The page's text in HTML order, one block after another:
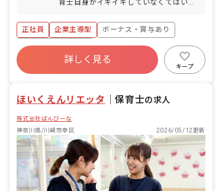
育士自身がイキイキしていなくてはいけ
育園を、私たちは作っています！ ■仕事
内容 ・0歳児～2歳児の保育業務全般 ＜
クラス定員＞ 0歳児～2歳児クラス 受
け入れ年齢によって変動があり、最大11
名までお預かりしています。 ■保育理念
保育 ・こどもたちの一瞬一瞬を大切にす
ける保育 保育園で起こる小さな出来事を
大切にして、一瞬一瞬を喜べる保育を行
なっています。 また、保育園に通う1人
ひとりの「その子らしさ」を大切に、子
どもたちのありのままを思いっきり愛し
ています。
正社員 企業主導型
ボーナス・賞与あり
年間休日120日以上
寮・住宅・家賃補助あり
社会保険完備
昇給昇進あり
詳しく見る
キープ
ほいくえんリエッタ ｜保育士の求人
株式会社ばんびーな
神奈川県/川崎市幸区
2026/05/12更新